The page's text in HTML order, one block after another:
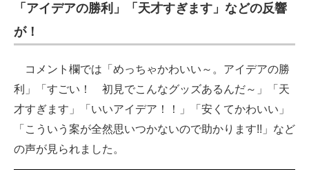
「アイデアの勝利」「天才すぎます」などの反響
が！
コメント欄では「めっちゃかわいい～。アイデアの勝
利」「すごい！ 初見でこんなグッズあるんだ～」「天
才すぎます」「いいアイデア！！」「安くてかわいい」
「こういう案が全然思いつかないので助かります!!」など
の声が見られました。